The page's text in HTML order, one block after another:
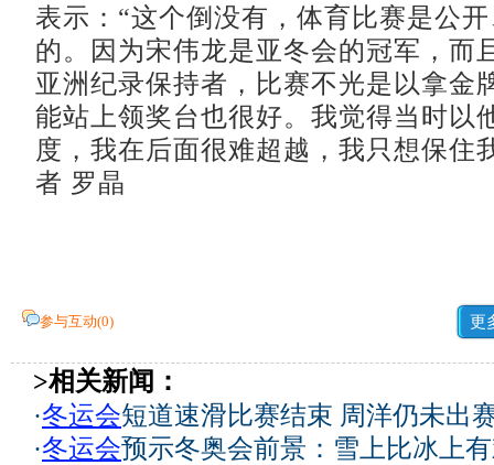
表示：“这个倒没有，体育比赛是公
的。因为宋伟龙是亚冬会的冠军，而
亚洲纪录保持者，比赛不光是以拿金
能站上领奖台也很好。我觉得当时以
度，我在后面很难超越，我只想保住
者 罗晶
参与互动(0) 更
>相关新闻：
·冬运会短道速滑比赛结束 周洋仍未出
·冬运会预示冬奥会前景：雪上比冰上